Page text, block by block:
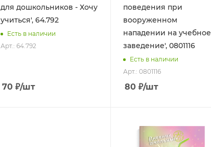
для дошкольников - Хочу
учиться', 64.792
Есть в наличии
Арт.: 64.792
70 ₽/шт
поведения при
вооруженном
нападении на учебное
заведение', 0801116
Есть в наличии
Арт.: 0801116
80₽/шт